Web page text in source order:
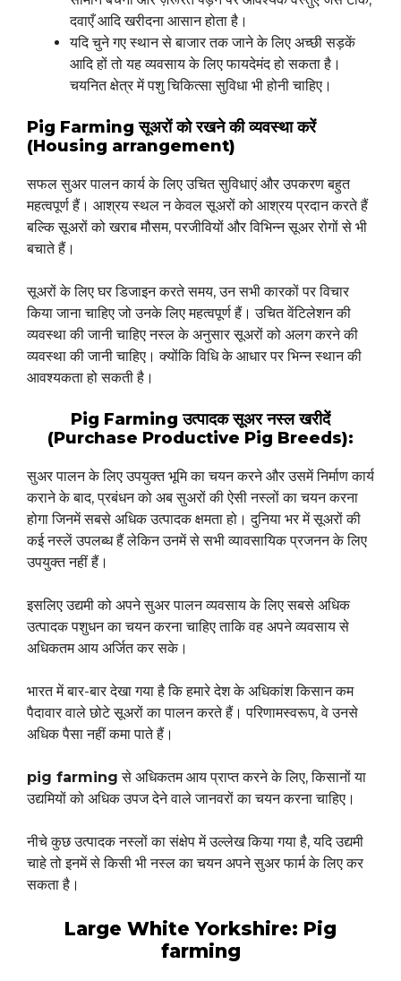
दवाएँ आदि खरीदना आसान होता है।
यदि चुने गए स्थान से बाजार तक जाने के लिए अच्छी सड़कें
आदि हों तो यह व्यवसाय के लिए फायदेमंद हो सकता है।
चयनित क्षेत्र में पशु चिकित्सा सुविधा भी होनी चाहिए।
Pig Farming सूअरों को रखने की व्यवस्था करें
(Housing arrangement)
सफल सुअर पालन कार्य के लिए उचित सुविधाएं और उपकरण बहुत
महत्वपूर्ण हैं। आश्रय स्थल न केवल सूअरों को आश्रय प्रदान करते हैं
बल्कि सूअरों को खराब मौसम, परजीवियों और विभिन्न सूअर रोगों से भी
बचाते हैं।
सूअरों के लिए घर डिजाइन करते समय, उन सभी कारकों पर विचार
किया जाना चाहिए जो उनके लिए महत्वपूर्ण हैं। उचित वेंटिलेशन की
व्यवस्था की जानी चाहिए नस्ल के अनुसार सूअरों को अलग करने की
व्यवस्था की जानी चाहिए। क्योंकि विधि के आधार पर भिन्न स्थान की
आवश्यकता हो सकती है।
Pig Farming उत्पादक सूअर नस्ल खरीदें
(Purchase Productive Pig Breeds):
सुअर पालन के लिए उपयुक्त भूमि का चयन करने और उसमें निर्माण कार्य
कराने के बाद, प्रबंधन को अब सुअरों की ऐसी नस्लों का चयन करना
होगा जिनमें सबसे अधिक उत्पादक क्षमता हो। दुनिया भर में सूअरों की
कई नस्लें उपलब्ध हैं लेकिन उनमें से सभी व्यावसायिक प्रजनन के लिए
उपयुक्त नहीं हैं।
इसलिए उद्यमी को अपने सुअर पालन व्यवसाय के लिए सबसे अधिक
उत्पादक पशुधन का चयन करना चाहिए ताकि वह अपने व्यवसाय से
अधिकतम आय अर्जित कर सके।
भारत में बार-बार देखा गया है कि हमारे देश के अधिकांश किसान कम
पैदावार वाले छोटे सूअरों का पालन करते हैं। परिणामस्वरूप, वे उनसे
अधिक पैसा नहीं कमा पाते हैं।
pig farming से अधिकतम आय प्राप्त करने के लिए, किसानों या
उद्यमियों को अधिक उपज देने वाले जानवरों का चयन करना चाहिए।
नीचे कुछ उत्पादक नस्लों का संक्षेप में उल्लेख किया गया है, यदि उद्यमी
चाहे तो इनमें से किसी भी नस्ल का चयन अपने सुअर फार्म के लिए कर
सकता है।
Large White Yorkshire: Pig
farming